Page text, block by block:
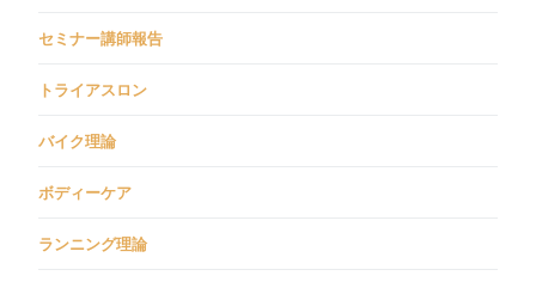
セミナー講師報告
トライアスロン
バイク理論
ボディーケア
ランニング理論